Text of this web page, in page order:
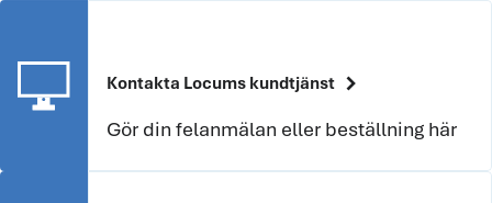
Kontakta Locums kundtjänst chevron_right
Gör din felanmälan eller beställning här